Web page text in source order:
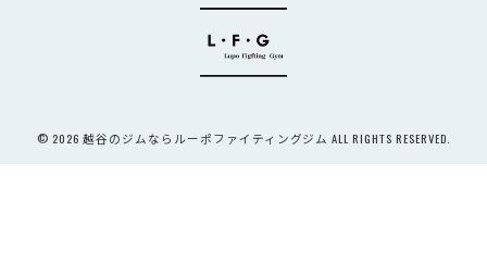
© 2026 越谷のジムならルーポファイティングジム ALL RIGHTS RESERVED.